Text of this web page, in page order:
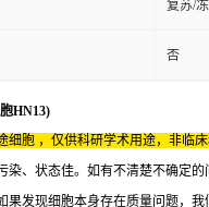
复苏/
否
HN13)
细胞 ，仅供科研学术用途，非临
染、状态佳。如有不清楚不确定
果发现细胞本身存在质量问题，